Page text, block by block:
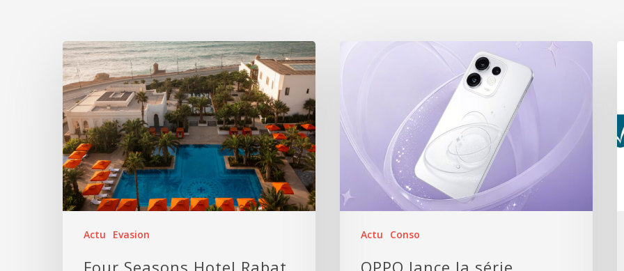
Actu Evasion Actu Conso